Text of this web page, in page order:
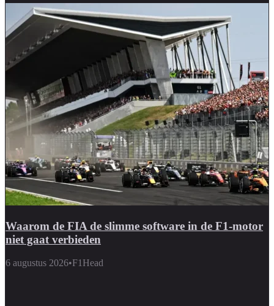
Waarom de FIA de slimme software in de F1-motor
niet gaat verbieden
6 augustus 2026•F1Head